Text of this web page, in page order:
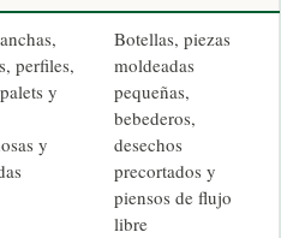
perfiles,
y
y
Botellas, piezas
moldeadas
pequeñas,
bebederos,
desechos
precortados y
piensos de flujo
libre